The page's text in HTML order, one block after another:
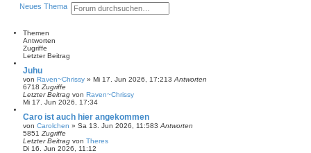
u
c
Neues Thema S
u
E
r
e
u
c
h
e
Themen
Antworten
Zugriffe
Letzter Beitrag
Juhu
von Raven~Chrissy » Mi 17. Jun 2026, 17:213 Antworten
6718 Zugriffe
Letzter Beitrag von Raven~Chrissy
Mi 17. Jun 2026, 17:34
Caro ist auch hier angekommen
von Carolchen » Sa 13. Jun 2026, 11:583 Antworten
5851 Zugriffe
Letzter Beitrag von Theres
Di 16. Jun 2026, 11:12